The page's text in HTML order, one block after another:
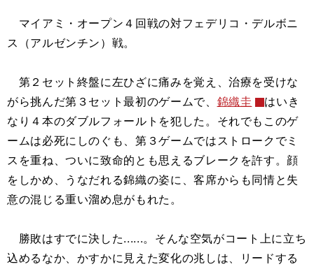
マイアミ・オープン４回戦の対フェデリコ・デルボニ
ス（アルゼンチン）戦。
第２セット終盤に左ひざに痛みを覚え、治療を受けな
がら挑んだ第３セット最初のゲームで、 錦織圭
はいき
なり４本のダブルフォールトを犯した。それでもこのゲ
ームは必死にしのぐも、第３ゲームではストロークでミ
スを重ね、ついに致命的とも思えるブレークを許す。顔
をしかめ、うなだれる錦織の姿に、客席からも同情と失
意の混じる重い溜め息がもれた。
勝敗はすでに決した......。そんな空気がコート上に立ち
込めるなか、かすかに見えた変化の兆しは、リードする